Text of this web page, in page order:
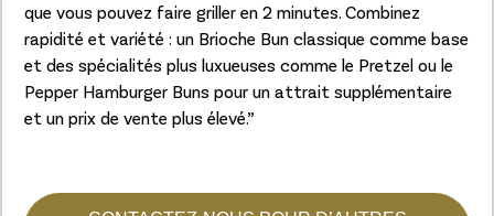
que vous pouvez faire griller en 2 minutes. Combinez
rapidité et variété : un Brioche Bun classique comme base
et des spécialités plus luxueuses comme le Pretzel ou le
Pepper Hamburger Buns pour un attrait supplémentaire
et un prix de vente plus élevé.”